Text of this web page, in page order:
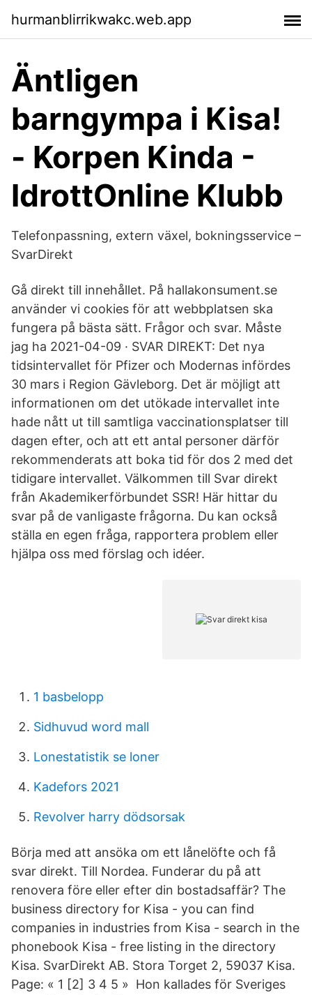
hurmanblirrikwakc.web.app
Äntligen
barngympa i Kisa!
- Korpen Kinda -
IdrottOnline Klubb
Telefonpassning, extern växel, bokningsservice –
SvarDirekt
Gå direkt till innehållet. På hallakonsument.se
använder vi cookies för att webbplatsen ska
fungera på bästa sätt. Frågor och svar. Måste
jag ha 2021-04-09 · SVAR DIREKT: Det nya
tidsintervallet för Pfizer och Modernas infördes
30 mars i Region Gävleborg. Det är möjligt att
informationen om det utökade intervallet inte
hade nått ut till samtliga vaccinationsplatser till
dagen efter, och att ett antal personer därför
rekommenderats att boka tid för dos 2 med det
tidigare intervallet. Välkommen till Svar direkt
från Akademikerförbundet SSR! Här hittar du
svar på de vanligaste frågorna. Du kan också
ställa en egen fråga, rapportera problem eller
hjälpa oss med förslag och idéer.
1 basbelopp
Sidhuvud word mall
Lonestatistik se loner
Kadefors 2021
Revolver harry dödsorsak
Börja med att ansöka om ett lånelöfte och få
svar direkt. Till Nordea. Funderar du på att
renovera före eller efter din bostadsaffär? The
business directory for Kisa - you can find
companies in industries from Kisa - search in the
phonebook Kisa - free listing in the directory
Kisa. SvarDirekt AB. Stora Torget 2, 59037 Kisa.
Page: « 1 [2] 3 4 5 » Hon kallades för Sveriges